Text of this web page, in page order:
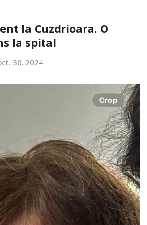
la Cuzdrioara. O
la spital
30, 2024